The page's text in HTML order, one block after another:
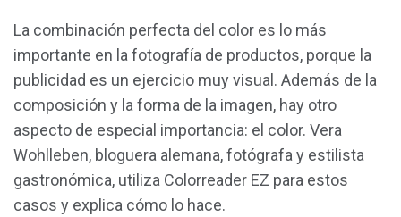
La combinación perfecta del color es lo más
importante en la fotografía de productos, porque la
publicidad es un ejercicio muy visual. Además de la
composición y la forma de la imagen, hay otro
aspecto de especial importancia: el color. Vera
Wohlleben, bloguera alemana, fotógrafa y estilista
gastronómica, utiliza Colorreader EZ para estos
casos y explica cómo lo hace.